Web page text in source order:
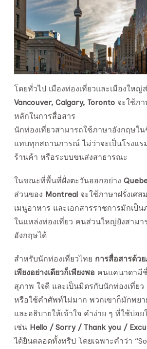
โดยทั่วไป เมืองท่องเที่ยวและเมืองใหญ่
Vancouver, Calgary, Toronto จะใช้ภ
หลักในการสื่อสาร
นักท่องเที่ยวสามารถใช้ภาษาอังกฤษใ
แทบทุกสถานการณ์ ไม่ว่าจะเป็นโรงแร
ร้านค้า หรือระบบขนส่งสาธารณะ
ในขณะที่พื้นที่ฝั่งตะวันออกอย่าง
ส่วนของ Montreal จะใช้ภาษาฝรั่งเศ
เมนูอาหาร และเอกสารราชการมักเป็น
ในแหล่งท่องเที่ยว คนส่วนใหญ่ยังสามา
อังกฤษได้
สำหรับนักท่องเที่ยวไทย การสื่อสารด้ว
เพียงอย่างเดียวก็เพียงพอ คนแคนาดามีชื่
สุภาพ ใจดี และเป็นมิตรกับนักท่องเที่ย
หรือใช้คำศัพท์ไม่มาก พวกเขาก็มักพยา
และอธิบายให้เข้าใจ คำง่าย ๆ ที่ใช้บ่อย
เช่น Hello / Sorry / Thank you /
ได้ยินตลอดทั้งทริป โดยเฉพาะคำว่า